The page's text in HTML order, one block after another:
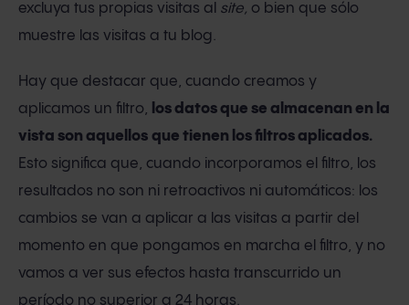
excluya tus propias visitas al site, o bien que sólo
muestre las visitas a tu blog.
Hay que destacar que, cuando creamos y
aplicamos un filtro, los datos que se almacenan en la
vista son aquellos que tienen los filtros aplicados.
Esto significa que, cuando incorporamos el filtro, los
resultados no son ni retroactivos ni automáticos: los
cambios se van a aplicar a las visitas a partir del
momento en que pongamos en marcha el filtro, y no
vamos a ver sus efectos hasta transcurrido un
período no superior a 24 horas.